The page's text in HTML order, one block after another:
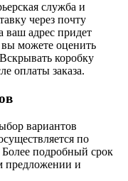
служба и
через почту
ваш адрес придет
можете оценить
коробку
оплаты заказа.
вариантов
по
подробный срок
предложении и